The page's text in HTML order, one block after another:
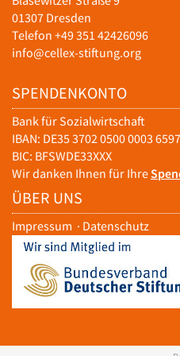
01307 Dresden
Telefon +49 351 42426096
info@cellex-stiftung.org
SPENDENKONTO
Bank für Sozialwirtschaft
IBAN: DE35 3702 0500 0003
BIC: BFSWDE33XXX
Wir danken Ihnen für Ihre
ÜBER UNS
Impressum · Datenschutz